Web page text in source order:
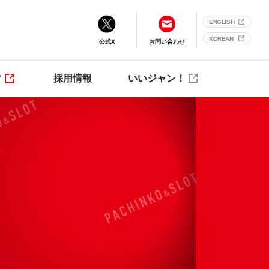
公式X お問い合わせ
ENGLISH
KOREAN
採用情報 いいジャン！